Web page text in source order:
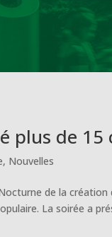
plus de
, Nouvelles
de la
La soirée a